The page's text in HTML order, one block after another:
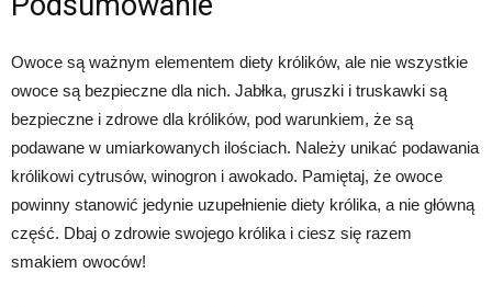
Owoce są ważnym elementem diety królików, ale nie wszystkie
owoce są bezpieczne dla nich. Jabłka, gruszki i truskawki są
bezpieczne i zdrowe dla królików, pod warunkiem, że są
podawane w umiarkowanych ilościach. Należy unikać podawania
królikowi cytrusów, winogron i awokado. Pamiętaj, że owoce
powinny stanowić jedynie uzupełnienie diety królika, a nie główną
część. Dbaj o zdrowie swojego królika i ciesz się razem
smakiem owoców!